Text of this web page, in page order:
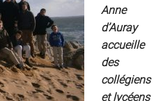
Anne
d’Auray
accueille
des
collégiens
et lycéens